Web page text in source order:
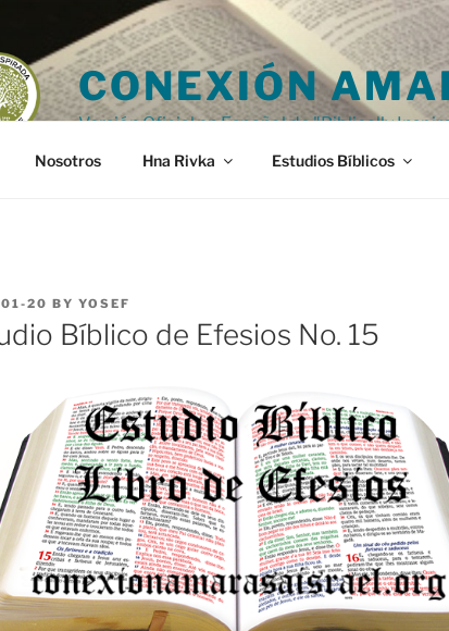
CONEXIÓN
Versión Oficial en Español de "Biblically
Nosotros Hna Rivka Estudios Bíblicos
20 BY YOSEF
Bíblico de Efesios No. 15